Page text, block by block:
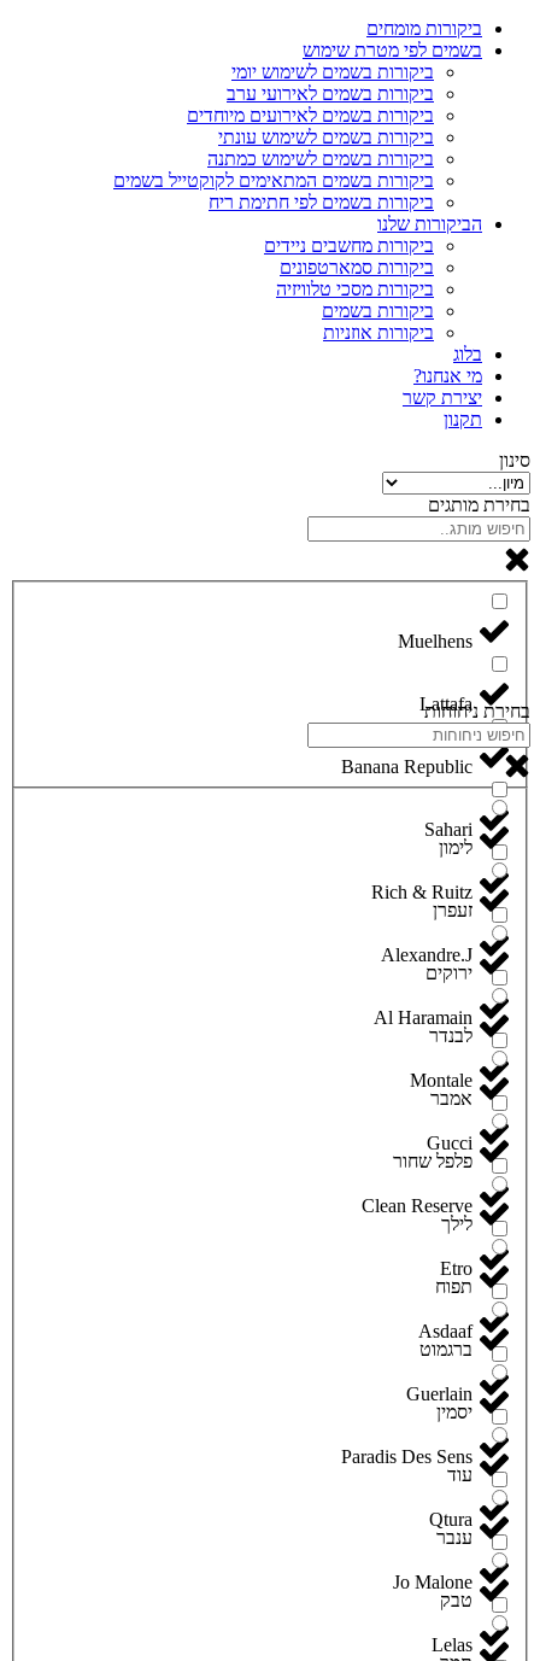
ביקורות מומחים
בשמים לפי מטרת שימוש
ביקורות בשמים לשימוש יומי
ביקורות בשמים לאירועי ערב
ביקורות בשמים לאירועים מיוחדים
ביקורות בשמים לשימוש עונתי
ביקורות בשמים לשימוש כמתנה
ביקורות בשמים המתאימים לקוקטייל בשמים
ביקורות בשמים לפי חתימת ריח
הביקורות שלנו
ביקורות מחשבים ניידים
ביקורות סמארטפונים
ביקורות מסכי טלוויזיה
ביקורות בשמים
ביקורות אוזניות
בלוג
מי אנחנו?
יצירת קשר
תקנון
סינון
בחירת מותגים
Lattafa
Banana Republic
Sahari
Rich & Ruitz
Alexandre.J
Al Haramain
Montale
Gucci
Clean Reserve
Etro
Asdaaf
Guerlain
Paradis Des Sens
Qtura
Jo Malone
Lelas
בחירת ניחוחות
לימון
זעפרן
ירוקים
לבנדר
אמבר
פלפל שחור
לילך
תפוח
ברגמוט
יסמין
עוד
ענבר
טבק